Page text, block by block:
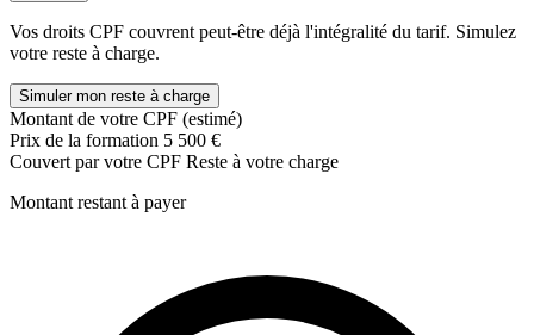
Vos droits CPF couvrent peut-être déjà l'intégralité du tarif. Simulez
votre reste à charge.
Simuler mon reste à charge
Montant de votre CPF (estimé)
Prix de la formation 5 500 €
Couvert par votre CPF Reste à votre charge
Montant restant à payer